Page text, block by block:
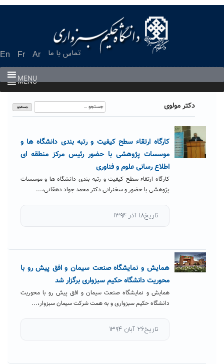
En Fr Ar تماس با ما
MENU
MENU
دکتر مولوی
جستجو
برای:
کارگاه ارتقاء سطح کیفیت و رتبه بندی دانشگاه ها و
موسسات پژوهشی با حضور رئیس مرکز منطقه ای
اطلاع رسانی علوم و فناوری
کارگاه ارتقاء سطح کیفیت و رتبه بندی دانشگاه ها و موسسات
پژوهشی با حضور و سخنرانی دکتر محمد جواد دهقانی،...
تاریخ۱۸ آذر ۱۳۹۴
همایش و نمایشگاه صنعت سیمان و افق پیش رو با
محوریت دانشگاه حکیم سبزواری برگزار شد
همایش و نمایشگاه صنعت سیمان و افق پیش رو با محوریت
دانشگاه حکیم سبزواری و به همت شرکت سیمان سبزوار،...
تاریخ۲۶ آبان ۱۳۹۴